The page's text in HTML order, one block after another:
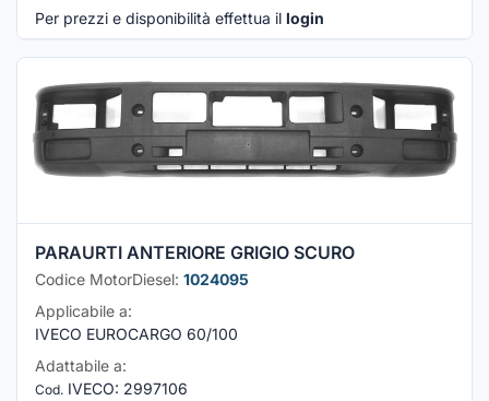
Per prezzi e disponibilità effettua il login
PARAURTI ANTERIORE GRIGIO SCURO
Codice MotorDiesel: 1024095
Applicabile a:
IVECO EUROCARGO 60/100
Adattabile a:
Cod. IVECO: 2997106